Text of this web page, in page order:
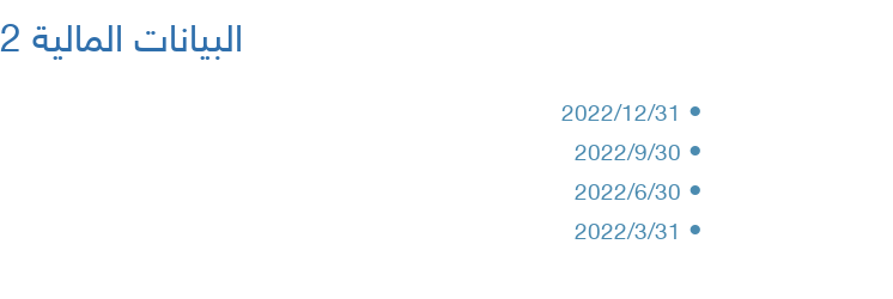
البيانات المالية 2022
•
2022/12/31
•
2022/9/30
•
2022/6/30
•
2022/3/31